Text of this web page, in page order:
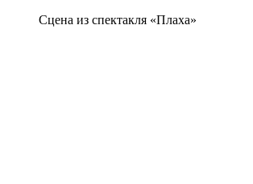
Сцена из спектакля «Плаха»